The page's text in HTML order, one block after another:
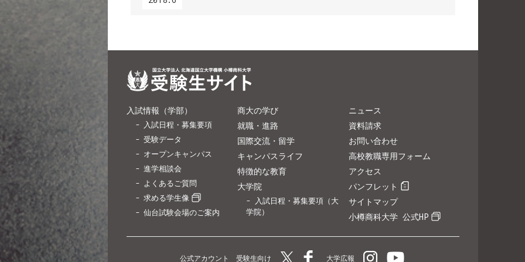
入試情報（学部）
入試日程・募集要項
受験データ
オープンキャンパス
進学相談会
よくあるご質問
求める学生像
仙台試験会場のご案内
商大の学び
就職・進路
国際交流・留学
キャンパスライフ
特徴的な教育
大学院
入試日程・募集要項（大
学院）
ニュース
資料請求
お問い合わせ
高校教職専用フォーム
アクセス
パンフレット
サイトマップ
小樽商科大学 公式HP
公式アカウント 受験生向け 大学広報